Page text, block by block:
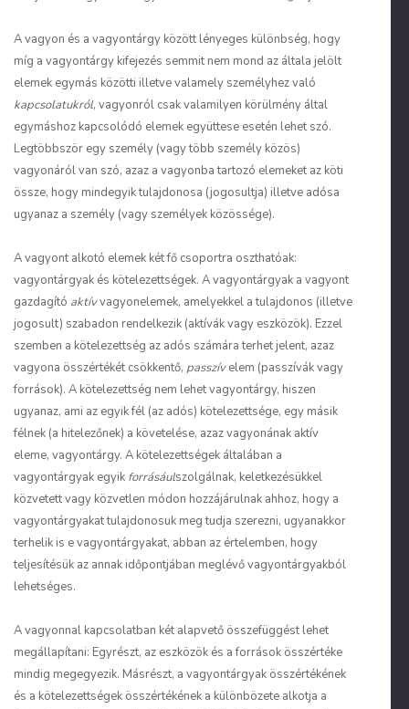
A vagyon és a vagyontárgy között lényeges különbség, hogy
míg a vagyontárgy kifejezés semmit nem mond az általa jelölt
elemek egymás közötti illetve valamely személyhez való
kapcsolatukról, vagyonról csak valamilyen körülmény által
egymáshoz kapcsolódó elemek együttese esetén lehet szó.
Legtöbbször egy személy (vagy több személy közös)
vagyonáról van szó, azaz a vagyonba tartozó elemeket az köti
össze, hogy mindegyik tulajdonosa (jogosultja) illetve adósa
ugyanaz a személy (vagy személyek közössége).
A vagyont alkotó elemek két fő csoportra oszthatóak:
vagyontárgyak és kötelezettségek. A vagyontárgyak a vagyont
gazdagító aktívvagyonelemek, amelyekkel a tulajdonos (illetve
jogosult) szabadon rendelkezik (aktívák vagy eszközök). Ezzel
szemben a kötelezettség az adós számára terhet jelent, azaz
vagyona összértékét csökkentő, passzívelem (passzívák vagy
források). A kötelezettség nem lehet vagyontárgy, hiszen
ugyanaz, ami az egyik fél (az adós) kötelezettsége, egy másik
félnek (a hitelezőnek) a követelése, azaz vagyonának aktív
eleme, vagyontárgy. A kötelezettségek általában a
vagyontárgyak egyik forrásáulszolgálnak, keletkezésükkel
közvetett vagy közvetlen módon hozzájárulnak ahhoz, hogy a
vagyontárgyakat tulajdonosuk meg tudja szerezni, ugyanakkor
terhelik is e vagyontárgyakat, abban az értelemben, hogy
teljesítésük az annak időpontjában meglévő vagyontárgyakból
lehetséges.
A vagyonnal kapcsolatban két alapvető összefüggést lehet
megállapítani: Egyrészt, az eszközök és a források összértéke
mindig megegyezik. Másrészt, a vagyontárgyak összértékének
és a kötelezettségek összértékének a különbözete alkotja a